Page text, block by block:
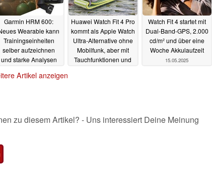
Garmin HRM 600:
Wearable kann
Trainingseinheiten
selber aufzeichnen
und starke Analysen
Huawei Watch Fit 4 Pro
kommt als Apple Watch
Ultra-Alternative ohne
Mobilfunk, aber mit
Tauchfunktionen und
Watch Fit 4 startet mit
Dual-Band-GPS, 2.000
cd/m² und über eine
Woche Akkulaufzeit
15.05.2025
Artikel anzeigen
zu diesem Artikel? - Uns interessiert Deine Meinung